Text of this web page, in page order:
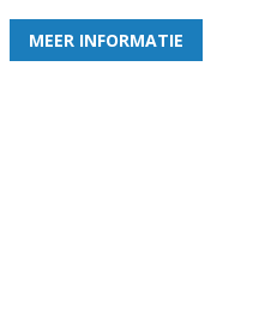
MEER INFORMATIE